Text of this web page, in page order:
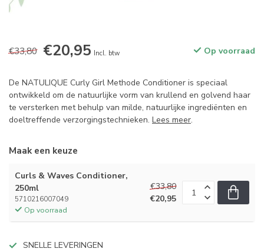
€33,80 €20,95 Incl. btw Op voorraad
De NATULIQUE Curly Girl Methode Conditioner is speciaal
ontwikkeld om de natuurlijke vorm van krullend en golvend haar
te versterken met behulp van milde, natuurlijke ingrediënten en
doeltreffende verzorgingstechnieken. Lees meer.
Maak een keuze
Curls & Waves Conditioner,
250ml
5710216007049
Op voorraad
€33,80
€20,95
SNELLE LEVERINGEN